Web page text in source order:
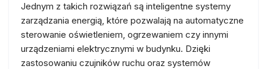
Jednym z takich rozwiązań są inteligentne systemy
zarządzania energią, które pozwalają na automatyczne
sterowanie oświetleniem, ogrzewaniem czy innymi
urządzeniami elektrycznymi w budynku. Dzięki
zastosowaniu czujników ruchu oraz systemów